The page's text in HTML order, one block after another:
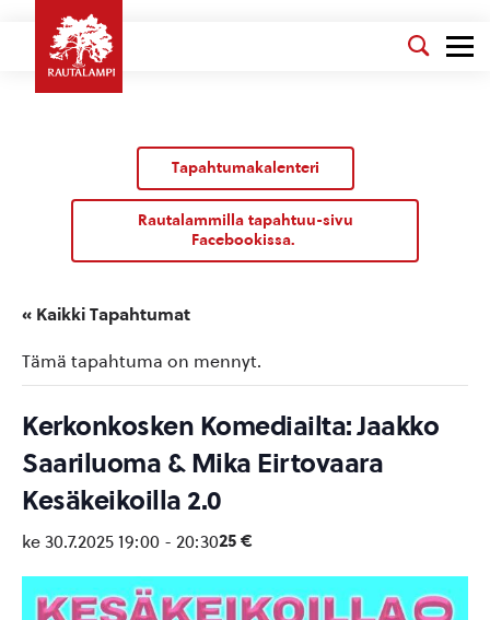
Tapahtumakalenteri
Rautalammilla tapahtuu-sivu
Facebookissa.
« Kaikki Tapahtumat
Tämä tapahtuma on mennyt.
Kerkonkosken Komediailta: Jaakko
Saariluoma & Mika Eirtovaara
Kesäkeikoilla 2.0
ke 30.7.2025 19:00 - 20:3025 €